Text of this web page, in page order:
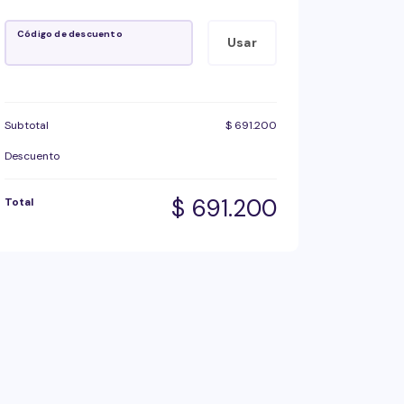
Código de descuento
Usar
Subtotal $ 691.200
Descuento
Total $ 691.200